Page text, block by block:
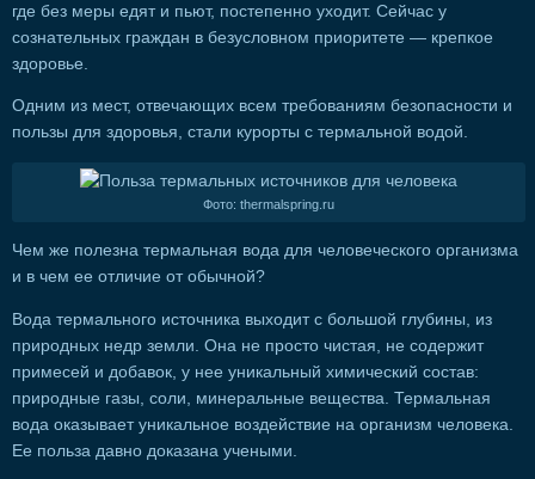
где без меры едят и пьют, постепенно уходит. Сейчас у
сознательных граждан в безусловном приоритете — крепкое
здоровье.
Одним из мест, отвечающих всем требованиям безопасности и
пользы для здоровья, стали курорты с термальной водой.
Фото: thermalspring.ru
Чем же полезна термальная вода для человеческого организма
и в чем ее отличие от обычной?
Вода термального источника выходит с большой глубины, из
природных недр земли. Она не просто чистая, не содержит
примесей и добавок, у нее уникальный химический состав:
природные газы, соли, минеральные вещества. Термальная
вода оказывает уникальное воздействие на организм человека.
Ее польза давно доказана учеными.